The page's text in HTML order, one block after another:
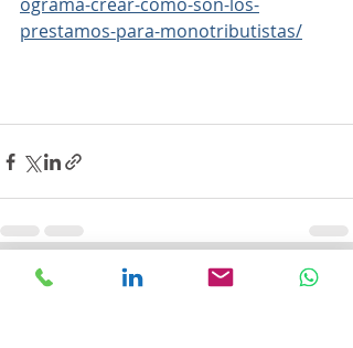
prestamos-para-monotributistas/
Entradas recientes Ver todo